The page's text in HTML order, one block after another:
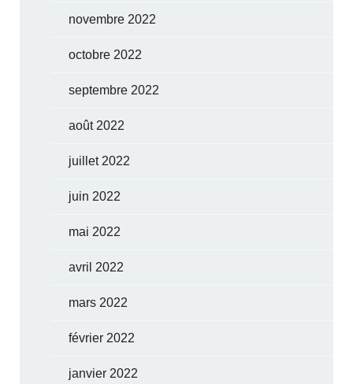
novembre 2022
octobre 2022
septembre 2022
août 2022
juillet 2022
juin 2022
mai 2022
avril 2022
mars 2022
février 2022
janvier 2022